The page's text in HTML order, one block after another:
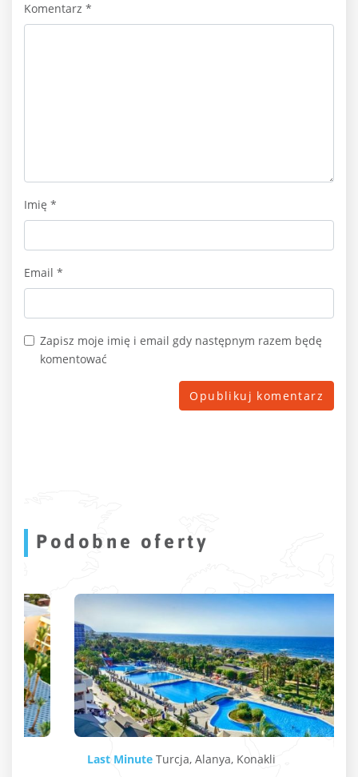
Komentarz *
Imię *
Email *
Zapisz moje imię i email gdy następnym razem będę
komentować
Podobne oferty
Last Minute Turcja,Alanya,Konakli